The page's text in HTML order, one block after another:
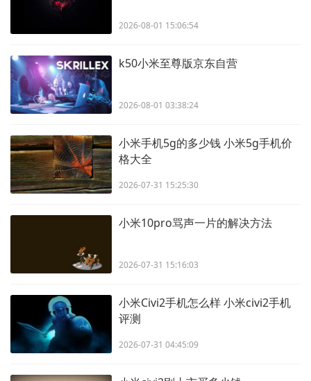
2026-08-01 15:06:54
k50小米至尊版京东自营
2026-08-01 03:38:24
小米手机5g的多少钱 小米5g手机价
格大全
2026-07-31 15:25:30
小米10pro骂声一片的解决方法
2026-07-31 15:16:03
小米Civi2手机怎么样 小米civi2手机
评测
2026-07-31 04:45:09